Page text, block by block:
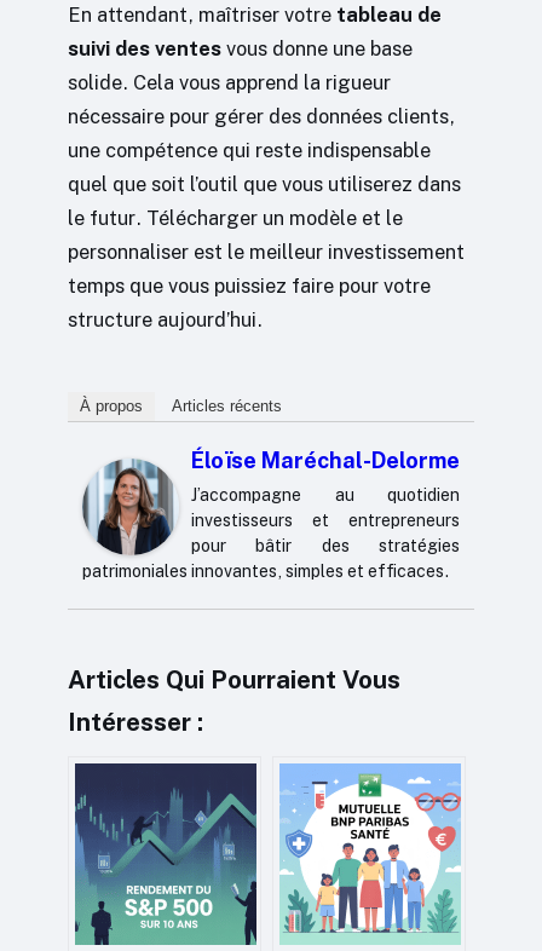
En attendant, maîtriser votre tableau de
suivi des ventes vous donne une base
solide. Cela vous apprend la rigueur
nécessaire pour gérer des données clients,
une compétence qui reste indispensable
quel que soit l’outil que vous utiliserez dans
le futur. Télécharger un modèle et le
personnaliser est le meilleur investissement
temps que vous puissiez faire pour votre
structure aujourd’hui.
À propos Articles récents
Éloïse Maréchal-Delorme
J’accompagne au quotidien
investisseurs et entrepreneurs
pour bâtir des stratégies
patrimoniales innovantes, simples et efficaces.
Articles Qui Pourraient Vous
Intéresser :